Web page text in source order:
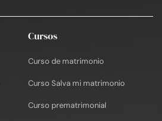
Cursos
Curso de matrimonio
Curso Salva mi matrimonio
Curso prematrimonial